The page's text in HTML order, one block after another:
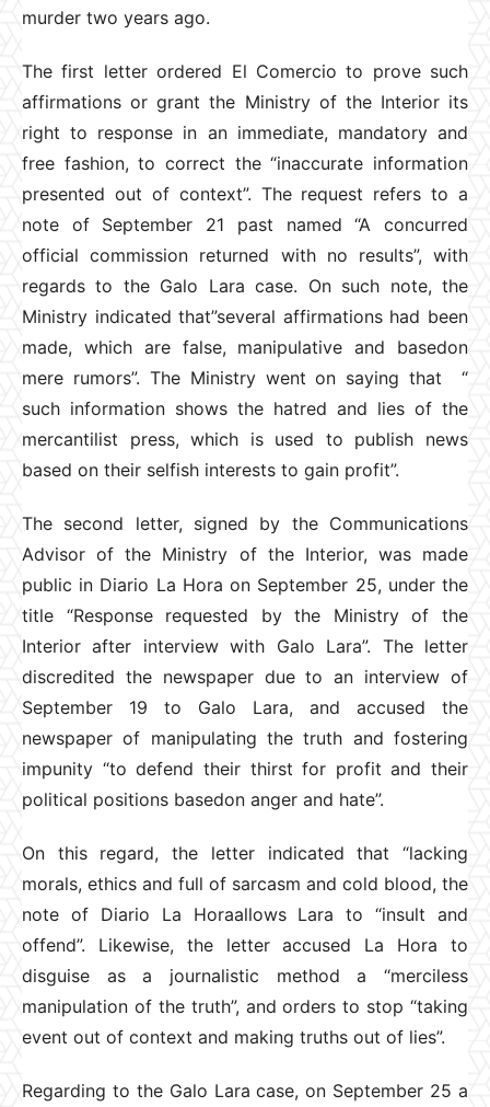
murder two years ago.
The first letter ordered El Comercio to prove such
affirmations or grant the Ministry of the Interior its
right to response in an immediate, mandatory and
free fashion, to correct the “inaccurate information
presented out of context”. The request refers to a
note of September 21 past named “A concurred
official commission returned with no results”, with
regards to the Galo Lara case. On such note, the
Ministry indicated that”several affirmations had been
made, which are false, manipulative and basedon
mere rumors”. The Ministry went on saying that “
such information shows the hatred and lies of the
mercantilist press, which is used to publish news
based on their selfish interests to gain profit”.
The second letter, signed by the Communications
Advisor of the Ministry of the Interior, was made
public in Diario La Hora on September 25, under the
title “Response requested by the Ministry of the
Interior after interview with Galo Lara”. The letter
discredited the newspaper due to an interview of
September 19 to Galo Lara, and accused the
newspaper of manipulating the truth and fostering
impunity “to defend their thirst for profit and their
political positions basedon anger and hate”.
On this regard, the letter indicated that “lacking
morals, ethics and full of sarcasm and cold blood, the
note of Diario La Horaallows Lara to “insult and
offend”. Likewise, the letter accused La Hora to
disguise as a journalistic method a “merciless
manipulation of the truth”, and orders to stop “taking
event out of context and making truths out of lies”.
Regarding to the Galo Lara case, on September 25 a